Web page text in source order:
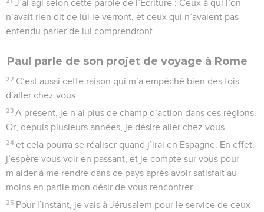
J’ai agi selon cette parole de l’Ecriture : Ceux à qui l’on
n’avait rien dit de lui le verront, et ceux qui n’avaient pas
entendu parler de lui comprendront.
Paul parle de son projet de voyage à Rome
22 C’est aussi cette raison qui m’a empêché bien des fois
d’aller chez vous.
23 A présent, je n’ai plus de champ d’action dans ces régions.
Or, depuis plusieurs années, je désire aller chez vous
24 et cela pourra se réaliser quand j’irai en Espagne. En effet,
j’espère vous voir en passant, et je compte sur vous pour
m’aider à me rendre dans ce pays après avoir satisfait au
moins en partie mon désir de vous rencontrer.
25 Pour l’instant, je vais à Jérusalem pour le service de ceux